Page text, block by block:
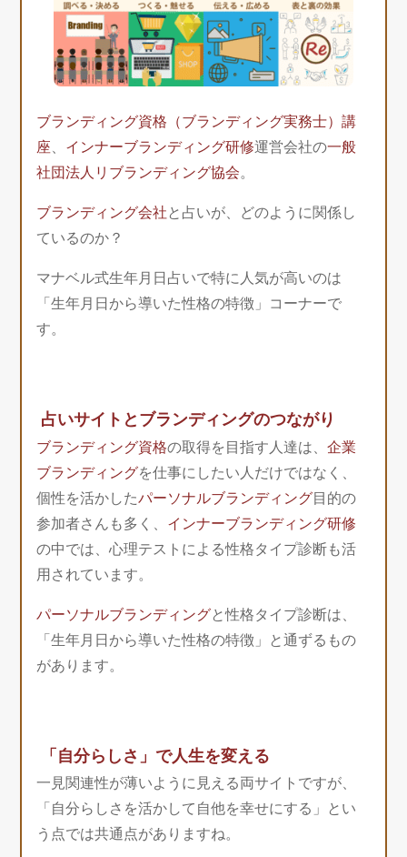
ブランディング資格（ブランディング実務士）講
座、 インナーブランディング研修運営会社の一般
社団法人リブランディング協会。
ブランディング会社 と占いが、どのように関係し
ているのか？
マナベル式生年月日占いで特に人気が高いのは
「生年月日から導いた性格の特徴」コーナーで
す。
占いサイトとブランディングのつながり
ブランディング資格の取得を目指す人達は、企業
ブランディングを仕事にしたい人だけではなく、
個性を活かしたパーソナルブランディング目的の
参加者さんも多く、 インナーブランディング研修
の中では、心理テストによる性格タイプ診断も活
用されています。
パーソナルブランディングと性格タイプ診断は、
「生年月日から導いた性格の特徴」と通ずるもの
があります。
「自分らしさ」で人生を変える
一見関連性が薄いように見える両サイトですが、
「自分らしさを活かして自他を幸せにする」とい
う点では共通点がありますね。